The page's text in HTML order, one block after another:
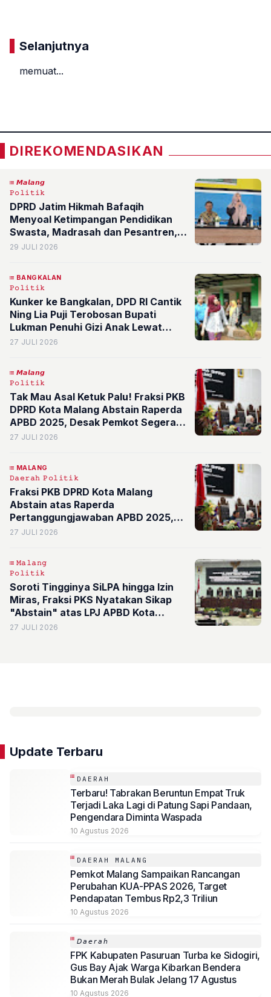
Selanjutnya
memuat...
DIREKOMENDASIKAN
𝙈𝙖𝙡𝙖𝙣𝙜
𝙿𝚘𝚕𝚒𝚝𝚒𝚔
DPRD Jatim Hikmah Bafaqih
Menyoal Ketimpangan Pendidikan
Swasta, Madrasah dan Pesantren,
PKB Kawal Sisdiknas
29 JULI 2026
BANGKALAN
𝙿𝚘𝚕𝚒𝚝𝚒𝚔
Kunker ke Bangkalan, DPD RI Cantik
Ning Lia Puji Terobosan Bupati
Lukman Penuhi Gizi Anak Lewat
Sektor Pangan
27 JULI 2026
𝙈𝙖𝙡𝙖𝙣𝙜
𝙿𝚘𝚕𝚒𝚝𝚒𝚔
Tak Mau Asal Ketuk Palu! Fraksi PKB
DPRD Kota Malang Abstain Raperda
APBD 2025, Desak Pemkot Segera
Berbenah
27 JULI 2026
MALANG
𝙳𝚊𝚎𝚛𝚊𝚑 𝙿𝚘𝚕𝚒𝚝𝚒𝚔
Fraksi PKB DPRD Kota Malang
Abstain atas Raperda
Pertanggungjawaban APBD 2025,
22 Catatan Strategis untuk Pemkot
27 JULI 2026
𝙼𝚊𝚕𝚊𝚗𝚐
𝙿𝚘𝚕𝚒𝚝𝚒𝚔
Soroti Tingginya SiLPA hingga Izin
Miras, Fraksi PKS Nyatakan Sikap
"Abstain" atas LPJ APBD Kota
Malang 2025
27 JULI 2026
Update Terbaru
DAERAH
Terbaru! Tabrakan Beruntun Empat Truk
Terjadi Laka Lagi di Patung Sapi Pandaan,
Pengendara Diminta Waspada
10 Agustus 2026
DAERAH MALANG
Pemkot Malang Sampaikan Rancangan
Perubahan KUA-PPAS 2026, Target
Pendapatan Tembus Rp2,3 Triliun
10 Agustus 2026
𝘋𝘢𝘦𝘳𝘢𝘩
FPK Kabupaten Pasuruan Turba ke Sidogiri,
Gus Bay Ajak Warga Kibarkan Bendera
Bukan Merah Bulak Jelang 17 Agustus
10 Agustus 2026